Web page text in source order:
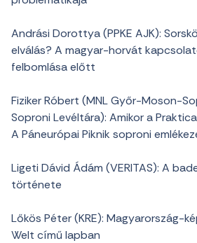
Andrási Dorottya (PPKE AJK):
elválás? A magyar-horvát
felbomlása előtt
Fiziker Róbert (MNL Győr-Moson-
Soproni Levéltára): Amikor a
A Páneurópai Piknik soproni
Ligeti Dávid Ádám (VERITAS): A
története
Lőkös Péter (KRE): Magyarország-
Welt című lapban